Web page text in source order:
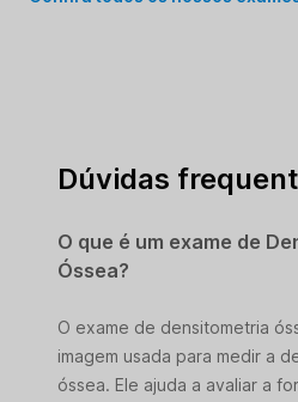
Dúvidas
O que é um exame de
Óssea?
O exame de densitometria
imagem usada para medir a
óssea. Ele ajuda a avaliar a